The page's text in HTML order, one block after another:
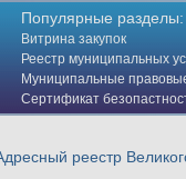
Популярные разделы:
Витрина закупок
Реестр муниципальных
Муниципальные
Сертификат
(HTTPS)
реестр